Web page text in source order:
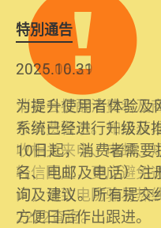
特別通告
2026.06.29
消委会提醒消费者及
布消费警示。如接获
收相关来电、电邮、
轻信回应，更应避免
问，请致电防骗易热
2222查询。
2025.10.31
为提升使用者体验及
系统已经进行升级及
10日起，消费者需
名、电邮及电话）注
询及建议。所有提交
方便日后作出跟进。